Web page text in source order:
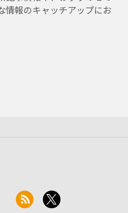
情報のキャッチアップにお